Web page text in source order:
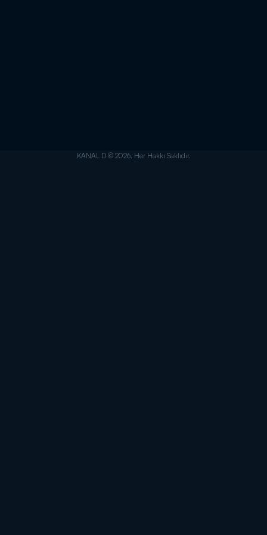
KANAL D © 2026. Her Hakkı Saklıdır.